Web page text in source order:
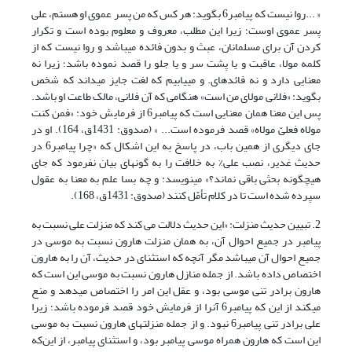
« ...روا نیست که پیامبر6 بگوید: هر کس که من پسر عموی او هستم، علی
پسر عموی اوست؛ زیرا این مطلب، معروف و معلوم بوده است و تکرار
کردن آن برای مسلمانان، عبث و بدون فائده می‎باشد و روا نیست که از
کلمه مولا، عاقبت و یا پشت سر و یا جلو را قصد نموده باشد؛ زیرا نه
معنایی دارد و نه فائده‏ای. و می‏یابیم که لغت جایز می‎داند که شخص
بگوید: «فلانی مولای من است» هنگامی که آن فلانی، مالک طاعت او باشد.
پس این معنا همان معنایی است که پیامبر6 از فرمایش خود: «فمن کنت
مولاه فعلیّ مولاه» قصد فرموده است... » (صدوق: 1431ق، 164). او در
جای دیگری از همین باب، در پاسخ به این اشکال که «چرا پیامبر6 در
حدیث غدیر، نصب علی% به خلافت را به گونه‎ای بیان نفرمود که جای
هیچ‎گونه بحثی باقی نماند؟» می‎نویسد: و چه بسا علم به معنا به عقول
سپرده شده است تا در کلام تأمّل کنند (صدوق: 1431ق، 168).
2. تبیین حدیث منزلت: «این حدیث دلالت می کند که منزلت علی نسبت به
پیامبر در جمیع احوال آن، به همان منزلت هارون نسبت به موسی در
جمیع احوال آن می‎باشد مگر آنچه که استثنای در حدیث، آن را به هارون
اختصاص داده باشد. از جمله منازل هارون نسبت به موسی این است که
هارون برادر تنی موسی بود، و عقل این امر را اختصاص می‏دهد و منع
می‏کند از این که پیامبر6 آن‎را از فرمایش خود قصد فرموده باشد؛ زیرا
علی برادر تنی پیامبر6 نبود. و از جمله منزلت‎های هارون نسبت به موسی
این است که هارون همراه موسی پیامبر بود، و استثنای پیامبر، از این‌که